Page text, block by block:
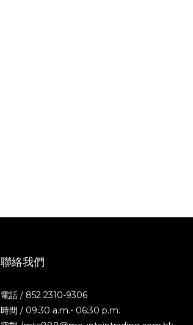
聯絡我們
電話 / 852 2310-9306
時間 / 09:30 a.m.- 06:30 p.m.